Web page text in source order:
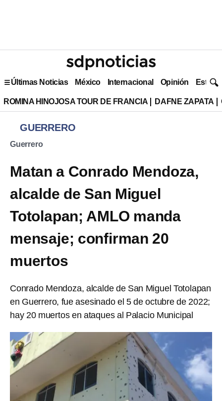
Últimas Noticias México Internacional Opinión Estilo
ROMINA HINOJOSA TOUR DE FRANCIA DAFNE ZAPATA
GUERRERO
Guerrero
Matan a Conrado Mendoza,
alcalde de San Miguel
Totolapan; AMLO manda
mensaje; confirman 20
muertos
Conrado Mendoza, alcalde de San Miguel Totolapan
en Guerrero, fue asesinado el 5 de octubre de 2022;
hay 20 muertos en ataques al Palacio Municipal